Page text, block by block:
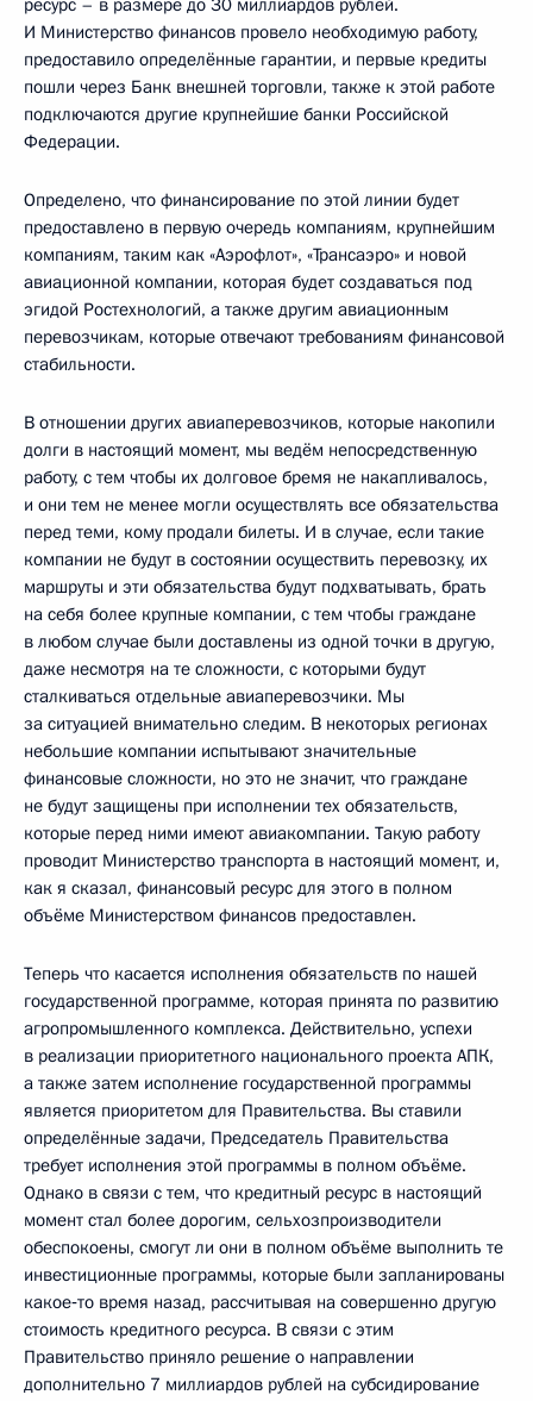
И Министерство финансов провело необходимую работу,
предоставило определённые гарантии, и первые кредиты
пошли через Банк внешней торговли, также к этой работе
подключаются другие крупнейшие банки Российской
Федерации.
Определено, что финансирование по этой линии будет
предоставлено в первую очередь компаниям, крупнейшим
компаниям, таким как «Аэрофлот», «Трансаэро» и новой
авиационной компании, которая будет создаваться под
эгидой Ростехнологий, а также другим авиационным
перевозчикам, которые отвечают требованиям финансовой
стабильности.
В отношении других авиаперевозчиков, которые накопили
долги в настоящий момент, мы ведём непосредственную
работу, с тем чтобы их долговое бремя не накапливалось,
и они тем не менее могли осуществлять все обязательства
перед теми, кому продали билеты. И в случае, если такие
компании не будут в состоянии осуществить перевозку, их
маршруты и эти обязательства будут подхватывать, брать
на себя более крупные компании, с тем чтобы граждане
в любом случае были доставлены из одной точки в другую,
даже несмотря на те сложности, с которыми будут
сталкиваться отдельные авиаперевозчики. Мы
за ситуацией внимательно следим. В некоторых регионах
небольшие компании испытывают значительные
финансовые сложности, но это не значит, что граждане
не будут защищены при исполнении тех обязательств,
которые перед ними имеют авиакомпании. Такую работу
проводит Министерство транспорта в настоящий момент, и,
как я сказал, финансовый ресурс для этого в полном
объёме Министерством финансов предоставлен.
Теперь что касается исполнения обязательств по нашей
государственной программе, которая принята по развитию
агропромышленного комплекса. Действительно, успехи
в реализации приоритетного национального проекта АПК,
а также затем исполнение государственной программы
является приоритетом для Правительства. Вы ставили
определённые задачи, Председатель Правительства
требует исполнения этой программы в полном объёме.
Однако в связи с тем, что кредитный ресурс в настоящий
момент стал более дорогим, сельхозпроизводители
обеспокоены, смогут ли они в полном объёме выполнить те
инвестиционные программы, которые были запланированы
какое‑то время назад, рассчитывая на совершенно другую
стоимость кредитного ресурса. В связи с этим
Правительство приняло решение о направлении
дополнительно 7 миллиардов рублей на субсидирование